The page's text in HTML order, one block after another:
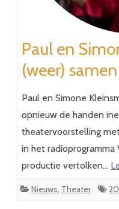
Paul en
(weer)
Paul en Simone
opnieuw de handen
theatervoorstelling met
in het
productie vertolken…
Nieuws, Theater